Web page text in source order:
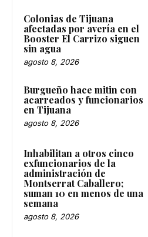
Colonias de Tijuana
afectadas por avería en el
Booster El Carrizo siguen
sin agua
agosto 8, 2026
Burgueño hace mitin con
acarreados y funcionarios
en Tijuana
agosto 8, 2026
Inhabilitan a otros cinco
exfuncionarios de la
administración de
Montserrat Caballero;
suman 10 en menos de una
semana
agosto 8, 2026